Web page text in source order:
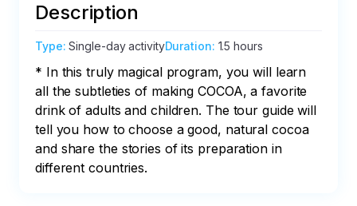
Description
Type:Single-day activityDuration: 1.5 hours
* In this truly magical program, you will learn
all the subtleties of making COCOA, a favorite
drink of adults and children. The tour guide will
tell you how to choose a good, natural cocoa
and share the stories of its preparation in
different countries.